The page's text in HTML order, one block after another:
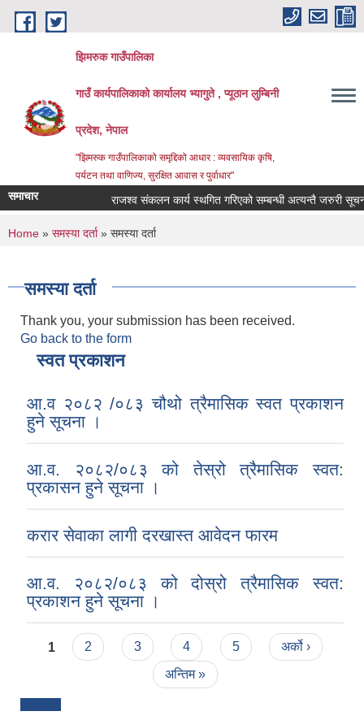
Skip to main content
झिमरुक गाउँपालिका
गाउँ कार्यपालिकाको कार्यालय भ्यागुते , प्यूठान लुम्बिनी
प्रदेश, नेपाल
"झिमरुक गाउँपालिकाको समृद्दिको आधार : व्यवसायिक कृषि,
पर्यटन तथा वाणिज्य, सुरक्षित आवास र पुर्वाधार"
समाचार राजश्व संकलन कार्य स्थगित गरिएको सम्बन्धी अत्यन्तै जरुरी सूचना ।
You are here
Home » समस्या दर्ता» समस्या दर्ता
समस्या दर्ता
Thank you, your submission has been received.
Go back to the form
स्वत प्रकाशन
आ.व २०८२ /०८३ चौथो त्रैमासिक स्वत प्रकाशन
हुने सूचना ।
आ.व. २०८२/०८३ को तेस्रो त्रैमासिक स्वत:
प्रकासन हुने सूचना ।
करार सेवाका लागी दरखास्त आवेदन फारम
आ.व. २०८२/०८३ को दोस्रो त्रैमासिक स्वत:
प्रकाशन हुने सूचना ।
Pages
1 2 3 4 5
अर्को ›
अन्तिम »